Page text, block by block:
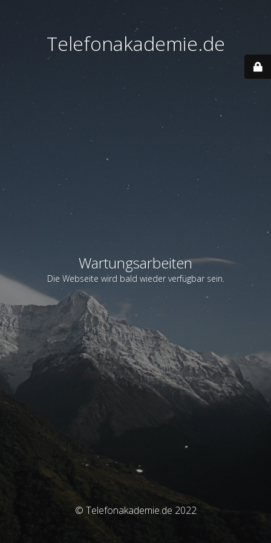
Telefonakademie.de
Wartungsarbeiten
Die Webseite wird bald wieder verfügbar sein.
© Telefonakademie.de 2022